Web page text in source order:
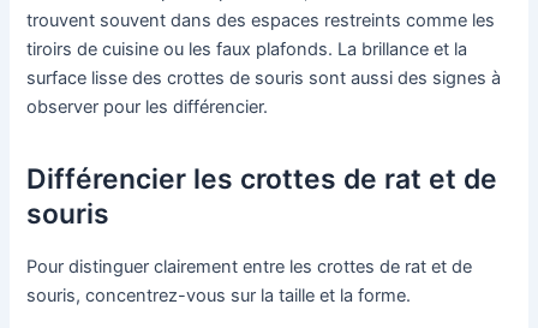
trouvent souvent dans des espaces restreints comme les
tiroirs de cuisine ou les faux plafonds. La brillance et la
surface lisse des crottes de souris sont aussi des signes à
observer pour les différencier.
Différencier les crottes de rat et de
souris
Pour distinguer clairement entre les crottes de rat et de
souris, concentrez-vous sur la taille et la forme.